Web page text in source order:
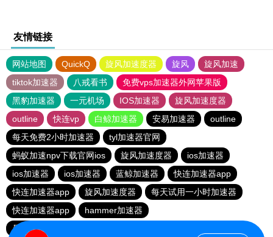
友情链接
网站地图 QuickQ 旋风加速度器 旋风
旋风加速
tiktok加速器
八戒看书
免费vps加速器外网苹果版
黑豹加速器
一元机场 IOS加速器
旋风加速度器
outline
快连vp 白鲸加速器 安易加速器
outline
每天免费2小时加速器
tyl加速器官网
蚂蚁加速npv下载官网ios
旋风加速度器
ios加速器
ios加速器
ios加速器 蓝鲸加速器
快连加速器app
快连加速器app
旋风加速度器
每天试用一小时加速器
快连加速器app
hammer加速器
暴雪vp永久免费加速器下载官网